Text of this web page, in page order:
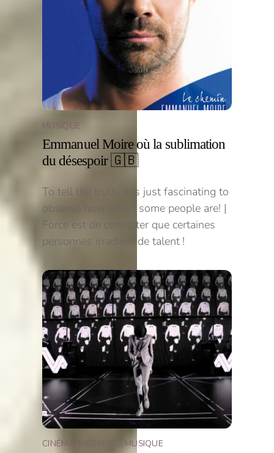
MUSIQUE
Emmanuel Moire où la sublimation
du désespoir 🇬🇧
To tell the truth, it is just fascinating to
observe how gifted some people are! |
Force est de constater que certaines
personnes irradient de talent !
CINÉMA MES MOTS MUSIQUE